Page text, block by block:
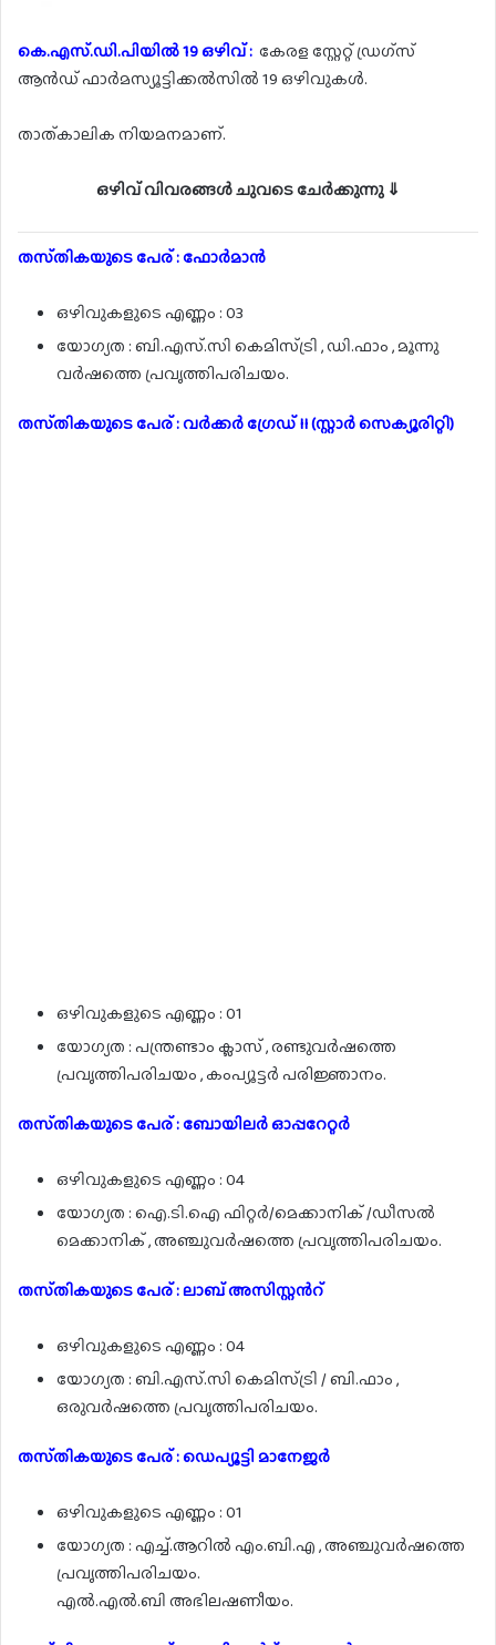
കെ.എസ്.ഡി.പിയിൽ 19 ഒഴിവ് : കേരള സ്റ്റേറ്റ് ഡ്രഗ്സ്
ആൻഡ് ഫാർമസ്യൂട്ടിക്കൽസിൽ 19 ഒഴിവുകൾ.
താത്കാലിക നിയമനമാണ്.
ഒഴിവ് വിവരങ്ങൾ ചുവടെ ചേർക്കുന്നു ⇓
തസ്‌തികയുടെ പേര് : ഫോർമാൻ
ഒഴിവുകളുടെ എണ്ണം : 03
യോഗ്യത : ബി.എസ്.സി കെമിസ്ട്രി , ഡി.ഫാം , മൂന്നു
വർഷത്തെ പ്രവൃത്തിപരിചയം.
തസ്‌തികയുടെ പേര് : വർക്കർ ഗ്രേഡ് II (സ്റ്റാർ സെക്യൂരിറ്റി)
ഒഴിവുകളുടെ എണ്ണം : 01
യോഗ്യത : പന്ത്രണ്ടാം ക്ലാസ് , രണ്ടുവർഷത്തെ
പ്രവൃത്തിപരിചയം , കംപ്യൂട്ടർ പരിജ്ഞാനം.
തസ്‌തികയുടെ പേര് : ബോയിലർ ഓപ്പറേറ്റർ
ഒഴിവുകളുടെ എണ്ണം : 04
യോഗ്യത : ഐ.ടി.ഐ ഫിറ്റർ/മെക്കാനിക് /ഡീസൽ
മെക്കാനിക് , അഞ്ചുവർഷത്തെ പ്രവൃത്തിപരിചയം.
തസ്‌തികയുടെ പേര് : ലാബ് അസിസ്റ്റൻറ്
ഒഴിവുകളുടെ എണ്ണം : 04
യോഗ്യത : ബി.എസ്.സി കെമിസ്ട്രി / ബി.ഫാം ,
ഒരുവർഷത്തെ പ്രവൃത്തിപരിചയം.
തസ്‌തികയുടെ പേര് : ഡെപ്യൂട്ടി മാനേജർ
ഒഴിവുകളുടെ എണ്ണം : 01
യോഗ്യത : എച്ച്.ആറിൽ എം.ബി.എ , അഞ്ചുവർഷത്തെ
പ്രവൃത്തിപരിചയം.
എൽ.എൽ.ബി അഭിലഷണീയം.